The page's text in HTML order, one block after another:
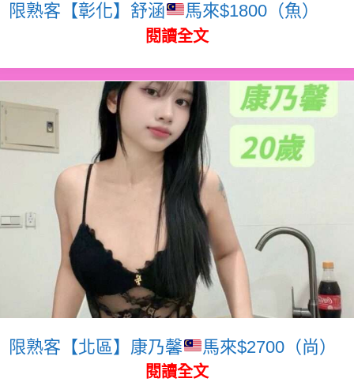
限熟客【彰化】舒涵 馬來$1800（魚）
閱讀全文
限熟客【北區】康乃馨 馬來$2700（尚）
閱讀全文